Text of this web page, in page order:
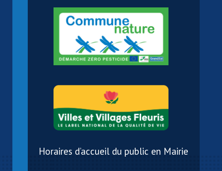
Horaires d’accueil du public en Mairie